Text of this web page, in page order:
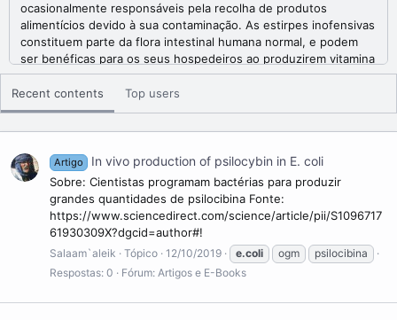
ocasionalmente responsáveis pela recolha de produtos
alimentícios devido à sua contaminação. As estirpes inofensivas
constituem parte da flora intestinal humana normal, e podem
ser benéficas para os seus hospedeiros ao produzirem vitamina
K2, e impedirem que ali se estabeleçam bactérias
patogénicas.E. coli e as bactérias relacionadas constituem cerca
de 0,1% da flora intestinal, e a transmissão fecal-oral é a
corpo por um tempo bastante limitado, o que faz com que
sejam um organismo indicador ideal para comprovação da
contaminação fecal em amostras quando extraídas para o meio
ambiente. Entretanto, existe um crescente número de
investigações que identificaram a E. coli persistentes no meio
ambiente, capazes de sobreviver por um longo período de
tempo fora de um hospedeiro.A bactéria também pode crescer
e ser cultivada facilmente e a baixo custo em laboratório, e tem
Recent contents Top users
Artigo In vivo production of psilocybin in E. coli
Sobre: Cientistas programam bactérias para produzir
grandes quantidades de psilocibina Fonte:
https://www.sciencedirect.com/science/article/pii/S1096717
61930309X?dgcid=author#!
Salaam`aleik Tópico 12/10/2019 e.coli ogm
psilocibina
Respostas: 0
Fórum: Artigos e E-Books